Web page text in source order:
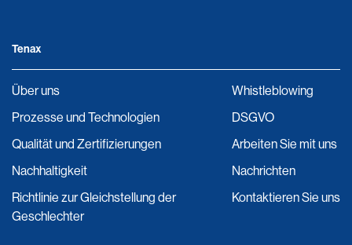
Tenax
Über uns
Prozesse und Technologien
Qualität und Zertifizierungen
Nachhaltigkeit
Richtlinie zur Gleichstellung der
Geschlechter
Whistleblowing
DSGVO
Arbeiten Sie mit uns
Nachrichten
Kontaktieren Sie uns